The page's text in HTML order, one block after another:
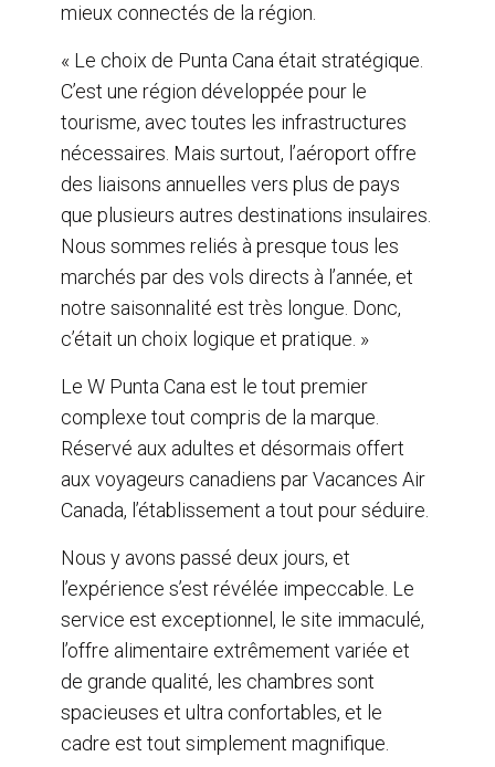
mieux connectés de la région.
« Le choix de Punta Cana était stratégique.
C’est une région développée pour le
tourisme, avec toutes les infrastructures
nécessaires. Mais surtout, l’aéroport offre
des liaisons annuelles vers plus de pays
que plusieurs autres destinations insulaires.
Nous sommes reliés à presque tous les
marchés par des vols directs à l’année, et
notre saisonnalité est très longue. Donc,
c’était un choix logique et pratique. »
Le W Punta Cana est le tout premier
complexe tout compris de la marque.
Réservé aux adultes et désormais offert
aux voyageurs canadiens par Vacances Air
Canada, l’établissement a tout pour séduire.
Nous y avons passé deux jours, et
l’expérience s’est révélée impeccable. Le
service est exceptionnel, le site immaculé,
l’offre alimentaire extrêmement variée et
de grande qualité, les chambres sont
spacieuses et ultra confortables, et le
cadre est tout simplement magnifique.